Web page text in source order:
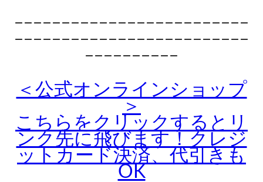
ｰｰｰｰｰｰｰｰｰｰｰｰｰｰｰｰｰｰｰｰｰｰｰｰｰ
ｰｰｰｰｰｰｰｰｰｰｰｰｰｰｰｰｰｰｰｰｰｰｰｰｰ
ｰｰｰｰｰｰｰｰｰｰ
＜公式オンラインショップ
＞
こちらをクリックするとリ
ンク先に飛びます！クレジ
ットカード決済、代引きも
OK